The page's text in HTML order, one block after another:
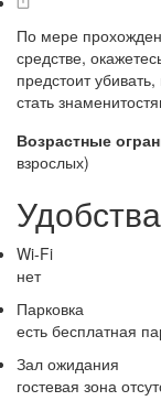
По мере
средстве,
предстоит
стать
Возрастные
взрослых)
Удобства
Wi-Fi
нет
Парковка
есть бесплатная
Зал ожидания
гостевая зона